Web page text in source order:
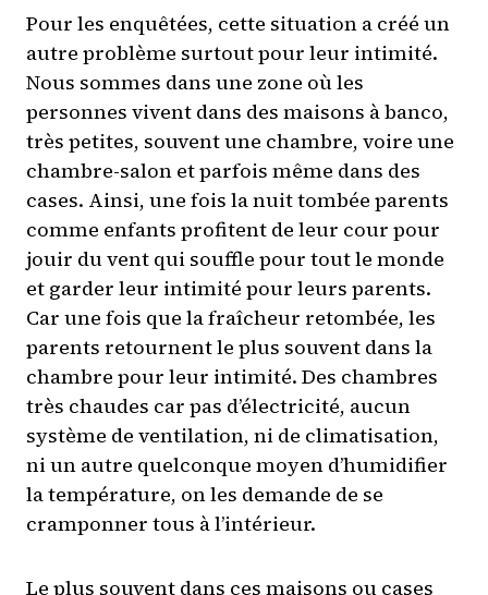
Pour les enquêtées, cette situation a créé un
autre problème surtout pour leur intimité.
Nous sommes dans une zone où les
personnes vivent dans des maisons à banco,
très petites, souvent une chambre, voire une
chambre-salon et parfois même dans des
cases. Ainsi, une fois la nuit tombée parents
comme enfants profitent de leur cour pour
jouir du vent qui souffle pour tout le monde
et garder leur intimité pour leurs parents.
Car une fois que la fraîcheur retombée, les
parents retournent le plus souvent dans la
chambre pour leur intimité. Des chambres
très chaudes car pas d’électricité, aucun
système de ventilation, ni de climatisation,
ni un autre quelconque moyen d’humidifier
la température, on les demande de se
cramponner tous à l’intérieur.
Le plus souvent dans ces maisons ou cases